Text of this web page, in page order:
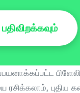
ரசிக்கலாம்,